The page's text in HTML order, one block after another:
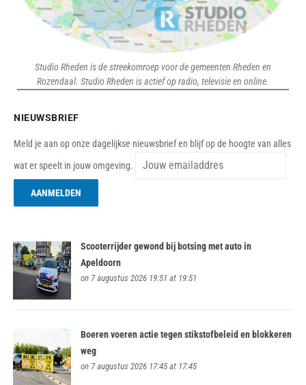
Studio Rheden is de streekomroep voor de gemeenten Rheden en
Rozendaal. Studio Rheden is actief op radio, televisie en online.
NIEUWSBRIEF
Meld je aan op onze dagelijkse nieuwsbrief en blijf op de hoogte van alles
wat er speelt in jouw omgeving.
Scooterrijder gewond bij botsing met auto in
Apeldoorn
on 7 augustus 2026 19:51 at 19:51
Boeren voeren actie tegen stikstofbeleid en blokkeren
weg
on 7 augustus 2026 17:45 at 17:45